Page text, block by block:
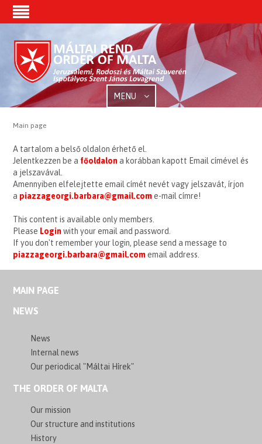
MENU
Main page
A tartalom a belső oldalon érhető el.
Jelentkezzen be a főoldalona korábban kapott Email címével és
a jelszavával.
Amennyiben elfelejtette email címét nevét vagy jelszavát, írjon
a piazzageorgi.barbara@gmail.come-mail címre!
This content is available only members.
Please Loginwith your email and password.
If you don't remember your login, please send a message to
piazzageorgi.barbara@gmail.comemail address.
MAIN PAGE
NEWS
News
Internal news
Our periodical "Máltai Hírek"
THE ORDER OF MALTA
Our mission
Our structure and institutions
History